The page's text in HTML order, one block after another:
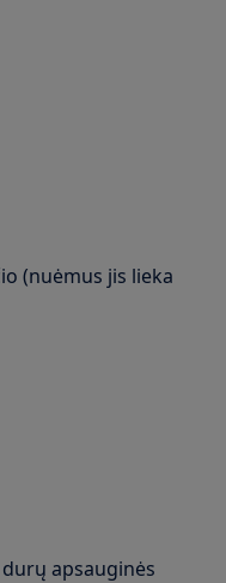
(nuėmus jis lieka
apsauginės